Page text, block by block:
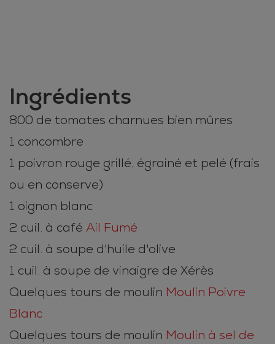
Ingrédients
800 de tomates charnues bien mûres
1 concombre
1 poivron rouge grillé, égrainé et pelé (frais
ou en conserve)
1 oignon blanc
2 cuil. à café Ail Fumé
2 cuil. à soupe d'huile d'olive
1 cuil. à soupe de vinaigre de Xérès
Quelques tours de moulin Moulin Poivre
Blanc
Quelques tours de moulin Moulin à sel de